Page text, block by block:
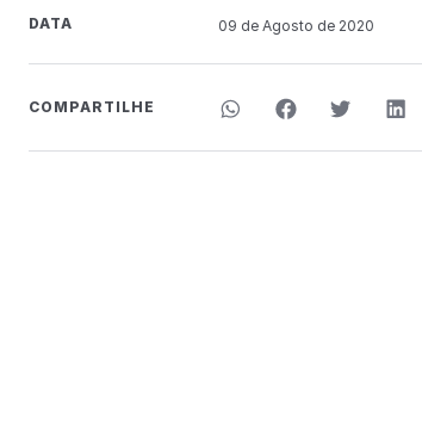
DATA 09 de Agosto de 2020
COMPARTILHE